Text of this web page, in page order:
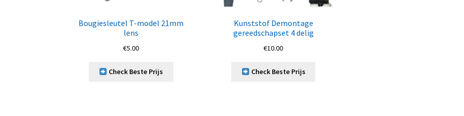
Bougiesleutel T-model 21mm
lens
€5.00
Check Beste Prijs
Kunststof Demontage
gereedschapset 4 delig
€10.00
Check Beste Prijs